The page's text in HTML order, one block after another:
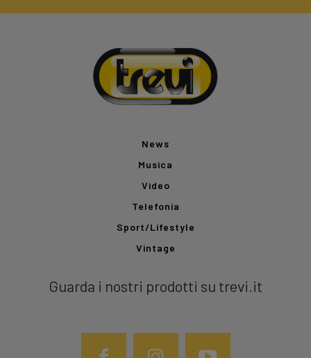
News
Musica
Video
Telefonia
Sport/Lifestyle
Vintage
Guarda i nostri prodotti su trevi.it